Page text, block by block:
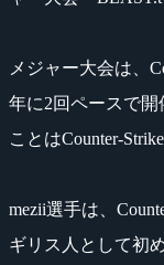
メジャー大会は、
年に2回ペースで
ことはCounter-
mezii選手は、
ギリス人として初